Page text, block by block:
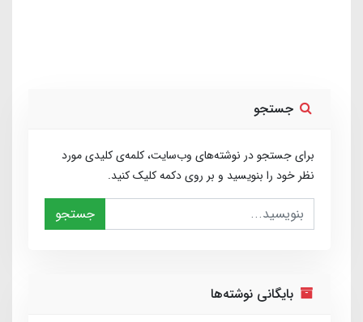
جستجو
برای جستجو در نوشته‌های وب‌سایت، کلمه‌ی کلیدی مورد
نظر خود را بنویسید و بر روی دکمه کلیک کنید.
جستجو
بایگانی نوشته‌ها